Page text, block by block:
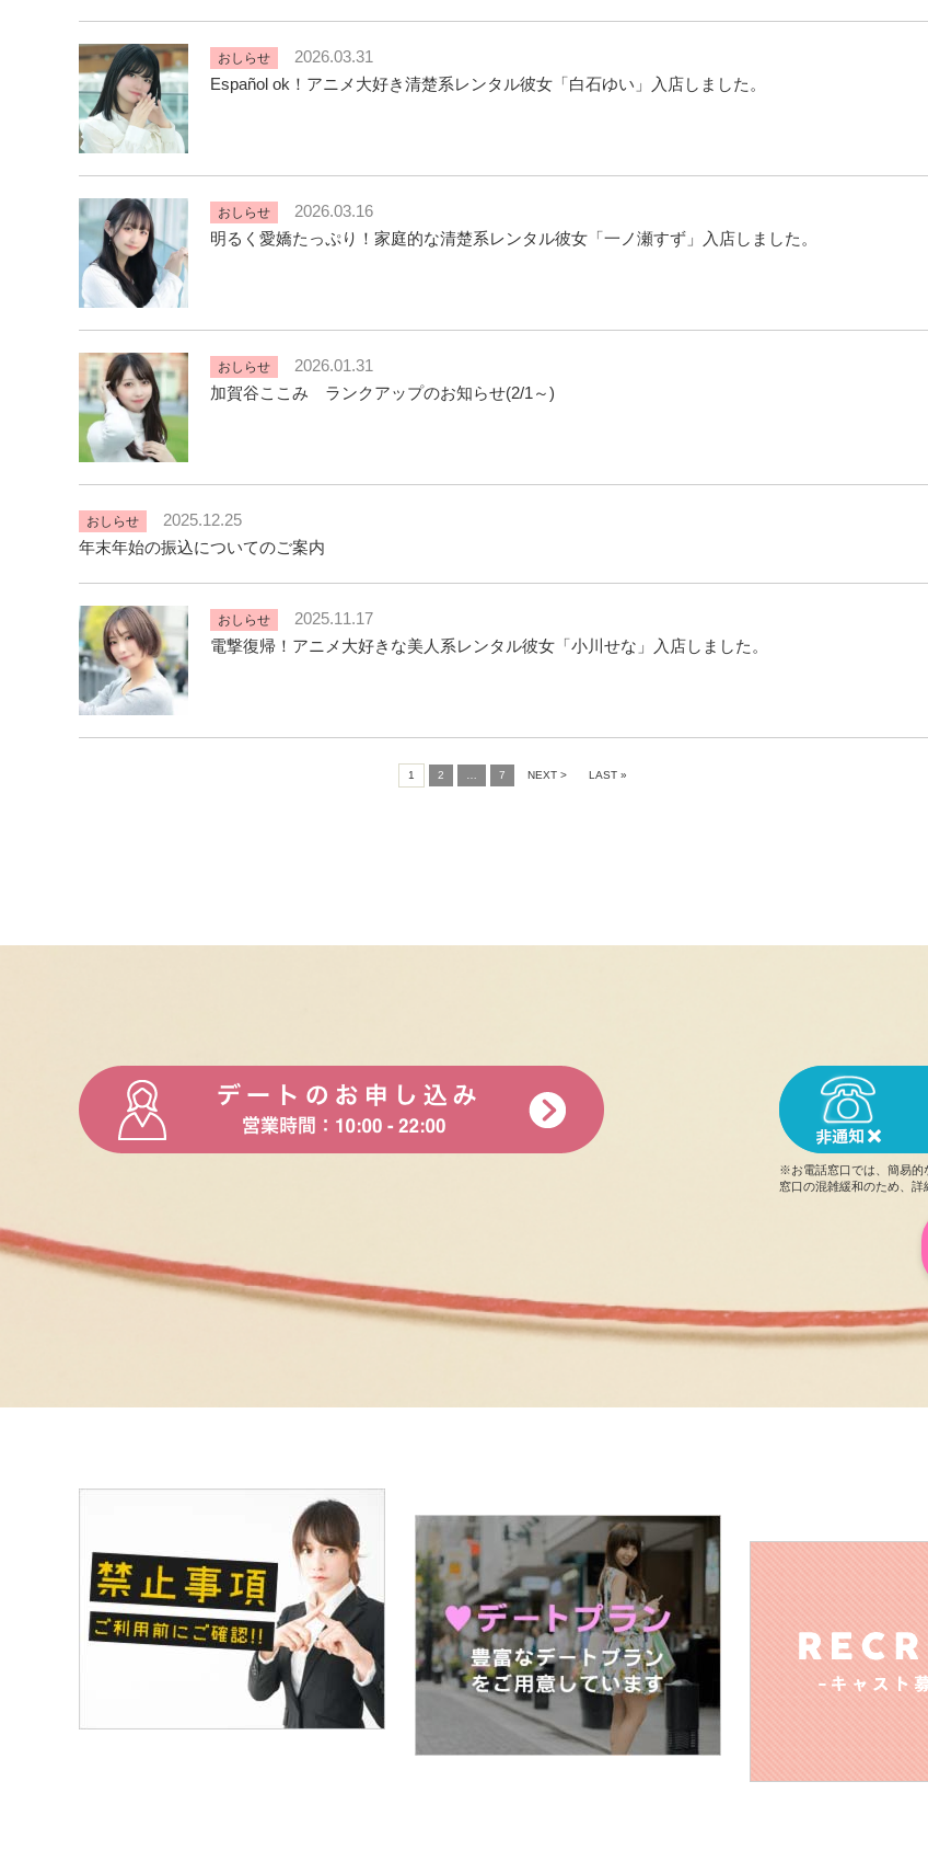
おしらせ
2026.03.31
Español ok！アニメ大好き清楚系レンタル彼女「白石ゆい」入店しました。
おしらせ
2026.03.16
明るく愛嬌たっぷり！家庭的な清楚系レンタル彼女「一ノ瀬すず」入店しました。
おしらせ
2026.01.31
加賀谷ここみ ランクアップのお知らせ(2/1～)
おしらせ
2025.12.25
年末年始の振込についてのご案内
おしらせ
2025.11.17
電撃復帰！アニメ大好きな美人系レンタル彼女「小川せな」入店しました。
1 2 7 NEXT > LAST »
※お電話窓口では、簡易的
窓口の混雑緩和のため、詳